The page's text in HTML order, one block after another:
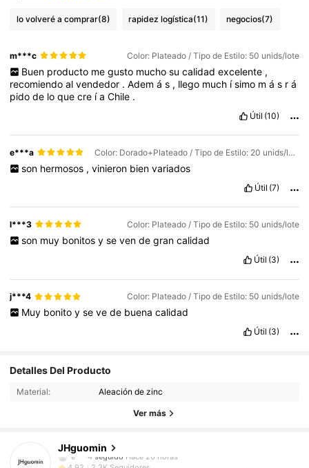
lo volveré a comprar(8) rapidez logística(11) negocios(7)
m***c Color: Plateado / Tipo de Estilo: 50 unids/lote
Buen producto me gusto mucho su calidad excelente ,
recomiendoalvendedor .Además , llego much ísimo más rá
pidode loquecre íaChile .
Útil (10)
e***a Color: Dorado+Plateado / Tipo de Estilo: 20 unids/lote
son hermosos , vinieron bien variados
Útil (7)
l***3 Color: Plateado / Tipo de Estilo: 50 unids/lote
son muy bonitos y se ven de gran calidad
Útil (3)
j***4 Color: Plateado / Tipo de Estilo: 50 unids/lote
Muy bonito y se ve de buena calidad
Útil (3)
Detalles Del Producto
Material: Aleación de zinc
Ver más
JHguomin
2.3K Seguidores
4,92 2.3K Seguidores